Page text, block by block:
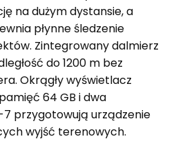
na dużym dystansie, a
płynne śledzenie
Zintegrowany dalmierz
do 1200 m bez
Okrągły wyświetlacz
64 GB i dwa
przygotowują urządzenie
wyjść terenowych.